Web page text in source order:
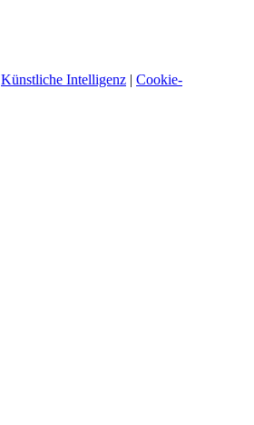
Künstliche Intelligenz | Cookie-